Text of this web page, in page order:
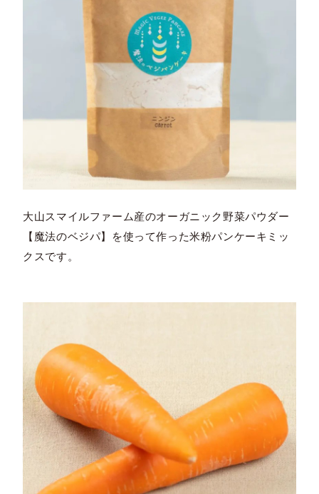
大山スマイルファーム産のオーガニック野菜パウダー
【魔法のベジパ】を使って作った米粉パンケーキミッ
クスです。